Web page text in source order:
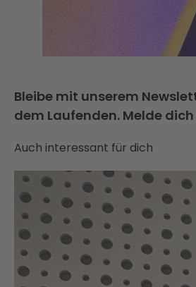
Bleibe mit unserem
dem Laufenden. Melde
Auch interessant für dich